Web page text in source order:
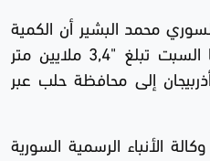
محمد البشير أن الكمية
التي ستبدأ سوريا باستيرادها السبت تبلغ "3,4 ملايين متر
إلى محافظة حلب عبر
الأنباء الرسمية السورية